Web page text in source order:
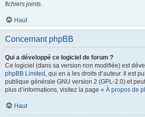
fichiers joints.
Haut
Concernant phpBB
Qui a développé ce logiciel de forum ?
Ce logiciel (dans sa version non modifiée) est
phpBB Limited , qui en a les droits d’auteur. Il est
publique générale GNU version 2 (GPL-2.0) et
plus d’informations, visitez la page « À propos de
Haut